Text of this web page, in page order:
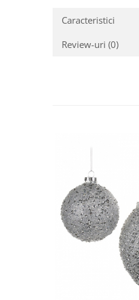
Caracteristici
Review-uri (0)